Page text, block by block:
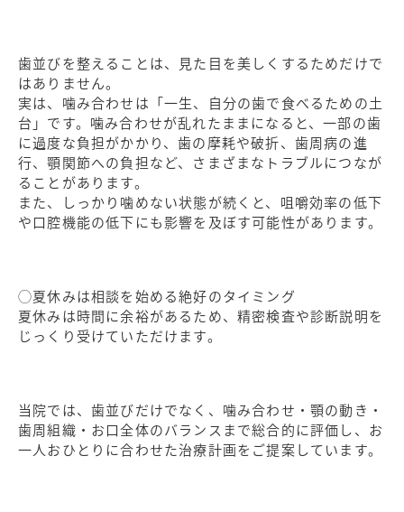
歯並びを整えることは、見た目を美しくするためだけで
はありません。
実は、噛み合わせは「一生、自分の歯で食べるための土
台」です。噛み合わせが乱れたままになると、一部の歯
に過度な負担がかかり、歯の摩耗や破折、歯周病の進
行、顎関節への負担など、さまざまなトラブルにつなが
ることがあります。
また、しっかり噛めない状態が続くと、咀嚼効率の低下
や口腔機能の低下にも影響を及ぼす可能性があります。
◯夏休みは相談を始める絶好のタイミング
夏休みは時間に余裕があるため、精密検査や診断説明を
じっくり受けていただけます。
当院では、歯並びだけでなく、噛み合わせ・顎の動き・
歯周組織・お口全体のバランスまで総合的に評価し、お
一人おひとりに合わせた治療計画をご提案しています。